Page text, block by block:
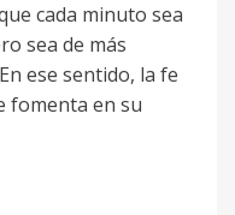
cada minuto sea
sea de más
ese sentido, la fe
fomenta en su